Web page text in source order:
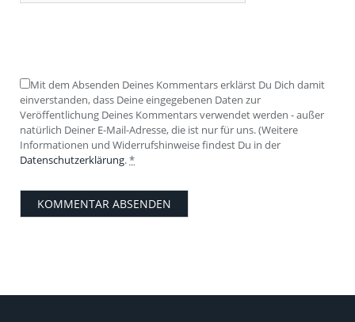
Mit dem Absenden Deines Kommentars erklärst Du Dich damit
einverstanden, dass Deine eingegebenen Daten zur
Veröffentlichung Deines Kommentars verwendet werden - außer
natürlich Deiner E-Mail-Adresse, die ist nur für uns. (Weitere
Informationen und Widerrufshinweise findest Du in der
Datenschutzerklärung.*